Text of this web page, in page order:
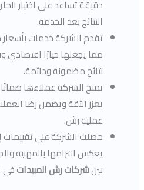
دقيقة تساعد على اختيار
النتائج بعد الخدمة.
تقدم الشركة خدمات
مما يجعلها خيارًا اقتصادي
نتائج مضمونة ودائمة.
تمنح الشركة عملاءها
يعزز الثقة ويضمن رضا
عملية رش.
حصلت الشركة على تقييمات
يعكس التزامها بالمهنية
بينشركات رش المبيداتفي